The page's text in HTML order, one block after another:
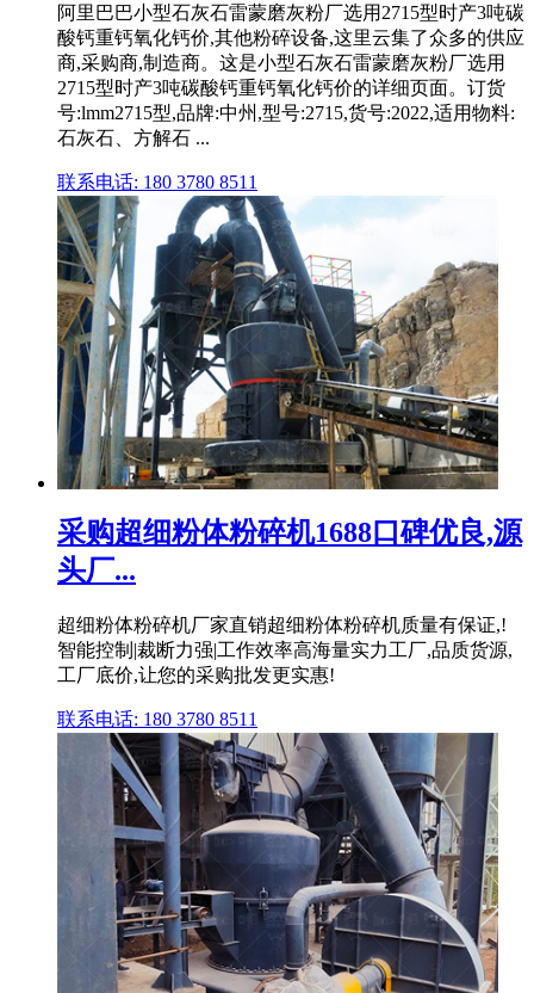
阿里巴巴小型石灰石雷蒙磨灰粉厂选用2715型时产3吨碳
酸钙重钙氧化钙价,其他粉碎设备,这里云集了众多的供应
商,采购商,制造商。这是小型石灰石雷蒙磨灰粉厂选用
2715型时产3吨碳酸钙重钙氧化钙价的详细页面。订货
号:lmm2715型,品牌:中州,型号:2715,货号:2022,适用物料:
石灰石、方解石 ...
联系电话: 180 3780 8511
采购超细粉体粉碎机1688口碑优良,源
头厂...
超细粉体粉碎机厂家直销超细粉体粉碎机质量有保证,!
智能控制|裁断力强|工作效率高海量实力工厂,品质货源,
工厂底价,让您的采购批发更实惠!
联系电话: 180 3780 8511